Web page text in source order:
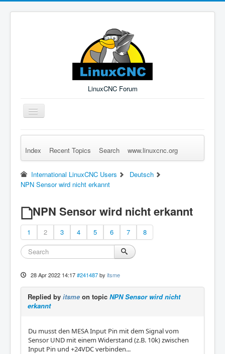
LinuxCNC Forum
Toggle
Navigation
Remember Me Log in Forgot Login? Sign up
Index Recent Topics Search www.linuxcnc.org
International LinuxCNC Users
Deutsch
NPN Sensor wird nicht erkannt
NPN Sensor wird nicht erkannt
1 2 3 4 5 6 7 8
28 Apr 2022 14:17 #241487 by itsme
Replied by itsme on topic NPN Sensor wird nicht
erkannt
Du musst den MESA Input Pin mit dem Signal vom
Sensor UND mit einem Widerstand (z.B. 10k) zwischen
Input Pin und +24VDC verbinden...